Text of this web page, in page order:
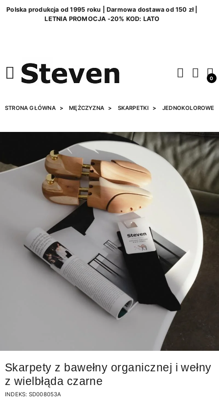
Polska produkcja od 1995 roku | Darmowa dostawa od 150 zł |
LETNIA PROMOCJA -20% KOD: LATO
0
STRONA GŁÓWNA MĘŻCZYZNA SKARPETKI JEDNOKOLOROWE
Skarpety z bawełny organicznej i wełny
z wielbłąda czarne
INDEKS: SD008053A